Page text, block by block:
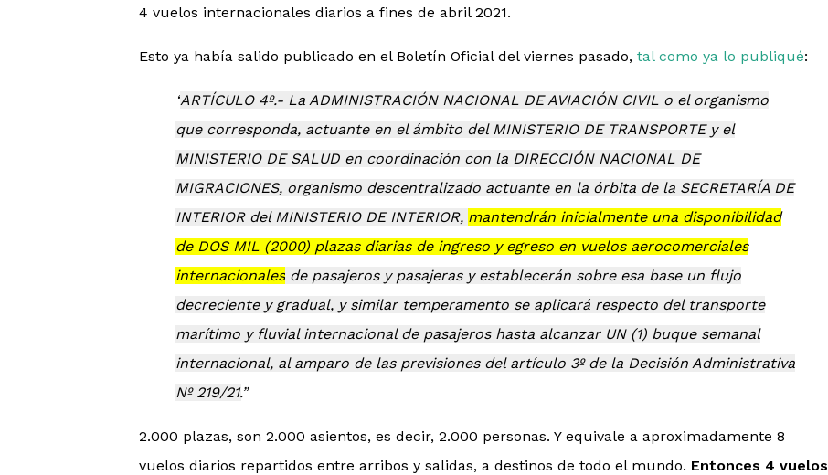
4 vuelos internacionales diarios a fines de abril 2021.
Esto ya había salido publicado en el Boletín Oficial del viernes pasado, tal como ya lo publiqué:
ARTÍCULO 4º.- La ADMINISTRACIÓN NACIONAL DE AVIACIÓN CIVIL o el organismo
que corresponda, actuante en el ámbito del MINISTERIO DE TRANSPORTE y el
MINISTERIO DE SALUD en coordinación con la DIRECCIÓN NACIONAL DE
MIGRACIONES, organismo descentralizado actuante en la órbita de la SECRETARÍA DE
INTERIOR del MINISTERIO DE INTERIOR, mantendrán inicialmente una disponibilidad
de DOS MIL (2000) plazas diarias de ingreso y egreso en vuelos aerocomerciales
internacionales de pasajeros y pasajeras y establecerán sobre esa base un flujo
decreciente y gradual, y similar temperamento se aplicará respecto del transporte
marítimo y fluvial internacional de pasajeros hasta alcanzar UN (1) buque semanal
internacional, al amparo de las previsiones del artículo 3º de la Decisión Administrativa
Nº 219/21.
2.000 plazas, son 2.000 asientos, es decir, 2.000 personas. Y equivale a aproximadamente 8
vuelos diarios repartidos entre arribos y salidas, a destinos de todo el mundo. Entonces 4 vuelos